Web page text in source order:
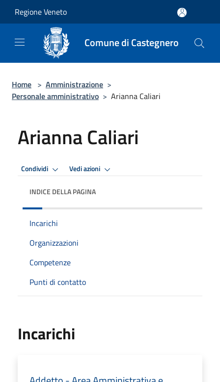
Regione Veneto
Comune di Castegnero
Home > Amministrazione >
Personale amministrativo > Arianna Caliari
Arianna Caliari
Condividi Vedi azioni
INDICE DELLA PAGINA
Incarichi
Organizzazioni
Competenze
Punti di contatto
Incarichi